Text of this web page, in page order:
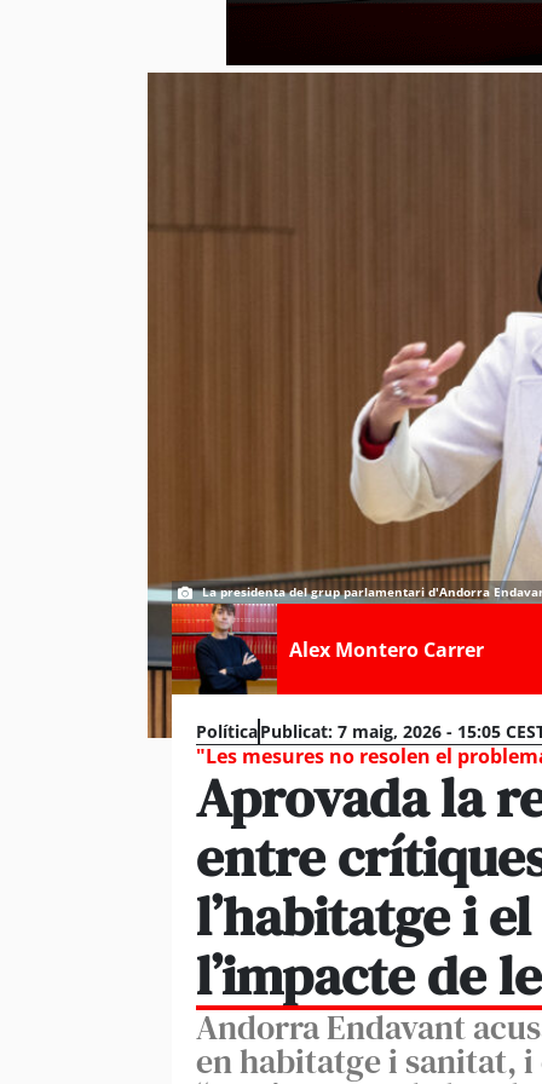
La presidenta del grup parlamentari d'Andorra
Alex Montero Carrer
PolíticaPublicat: 7 maig, 2026 - 15:05
"Les mesures no resolen el
Aprovada la
entre
l’habitatge i
l’impacte de
Andorra Endavant
en habitatge i sanitat,